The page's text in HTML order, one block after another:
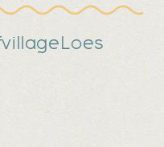
Loes